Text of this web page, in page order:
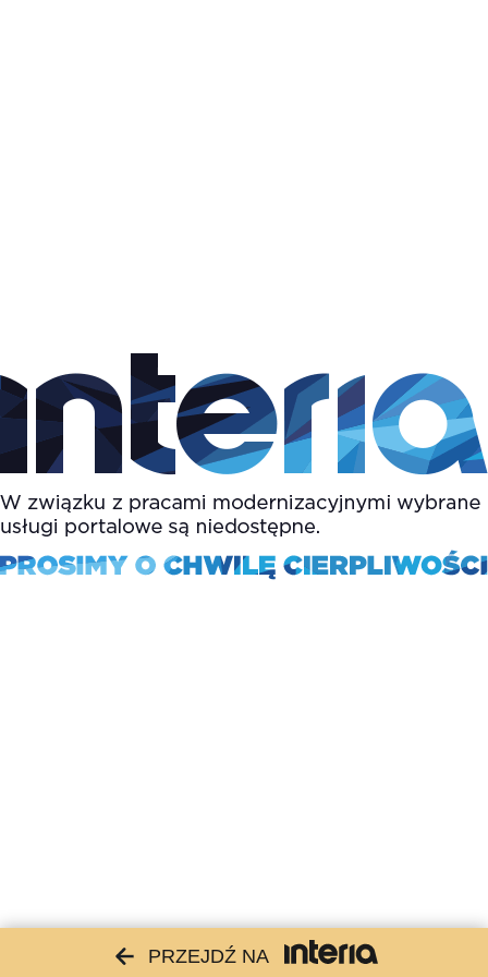
PRZEJDŹ NA